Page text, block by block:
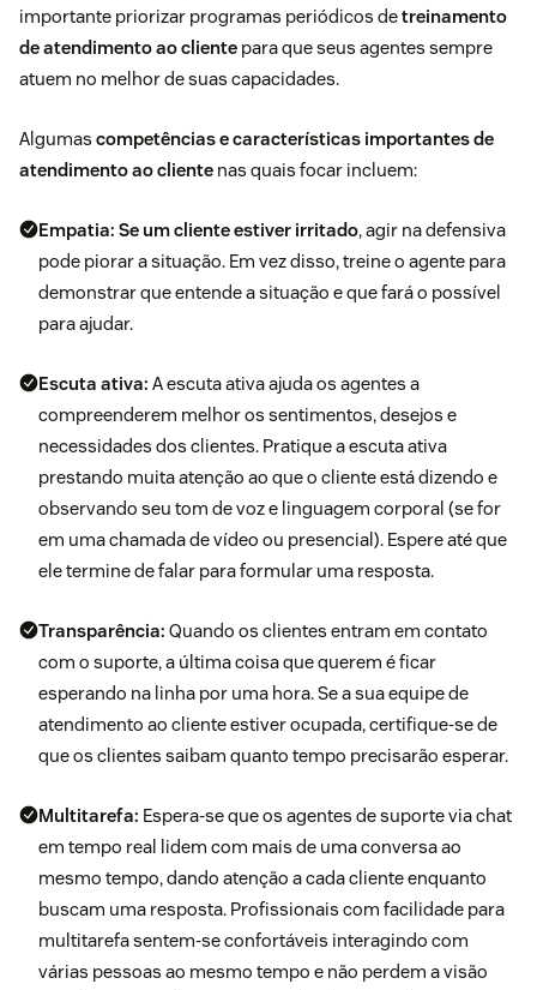
importante priorizar programas periódicos detreinamento
de atendimento ao cliente para que seus agentes sempre
atuem no melhor de suas capacidades.
Algumas competências e características importantes de
atendimento ao cliente nas quais focar incluem:
Empatia: Se um cliente estiver irritado, agir na defensiva
pode piorar a situação. Em vez disso, treine o agente para
demonstrar que entende a situação e que fará o possível
para ajudar.
Escuta ativa: A escuta ativa ajuda os agentes a
compreenderem melhor os sentimentos, desejos e
necessidades dos clientes. Pratique a escuta ativa
prestando muita atenção ao que o cliente está dizendo e
observando seu tom de voz e linguagem corporal (se for
em uma chamada de vídeo ou presencial). Espere até que
ele termine de falar para formular uma resposta.
Transparência: Quando os clientes entram em contato
com o suporte, a última coisa que querem é ficar
esperando na linha por uma hora. Se a sua equipe de
atendimento ao cliente estiver ocupada, certifique-se de
que os clientes saibam quanto tempo precisarão esperar.
Multitarefa: Espera-se que os agentes de suporte via chat
em tempo real lidem com mais de uma conversa ao
mesmo tempo, dando atenção a cada cliente enquanto
buscam uma resposta. Profissionais com facilidade para
multitarefa sentem-se confortáveis interagindo com
várias pessoas ao mesmo tempo e não perdem a visão